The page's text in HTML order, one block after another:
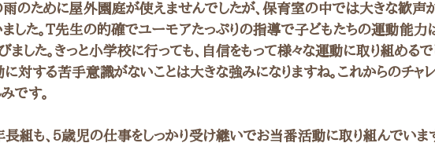
のために屋外園庭が使えませんでしたが、保育室の中では大きな歓声
した。T先生の的確でユーモアたっぷりの指導で子どもたちの運動能力
ました。きっと小学校に行っても、自信をもって様々な運動に取り組めるで
に対する苦手意識がないことは大きな強みになりますね。これからのチャ
です。
組も、5歳児の仕事をしっかり受け継いでお当番活動に取り組んでいま